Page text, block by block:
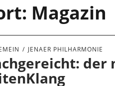
Magazin
JENAER PHILHARMONIE
der